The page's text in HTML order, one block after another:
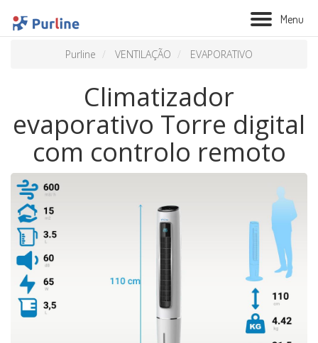
Menu
BIOLAREIRA
AQUECIMENTO
VENTILAÇÃO
TRATAMENTO AÉREO
CASA
Purline VENTILAÇÃO EVAPORATIVO
Climatizador
evaporativo Torre digital
com controlo remoto